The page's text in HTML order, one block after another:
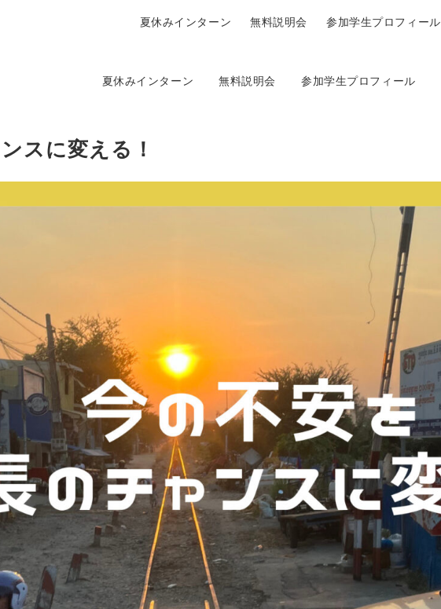
夏休みインターン 無料説明会 参加学生プロフィール
夏休みインターン 無料説明会 参加学生プロフィール
スに変える！